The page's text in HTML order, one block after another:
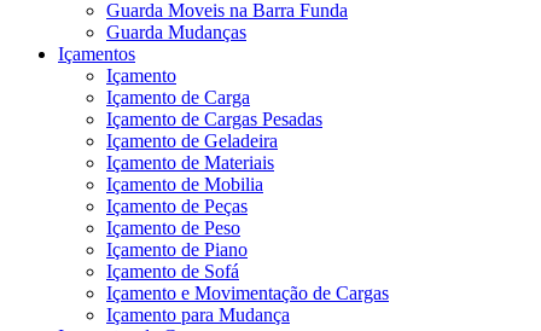
Guarda Moveis na Barra Funda
Guarda Mudanças
Içamentos
Içamento
Içamento de Carga
Içamento de Cargas Pesadas
Içamento de Geladeira
Içamento de Materiais
Içamento de Mobilia
Içamento de Peças
Içamento de Peso
Içamento de Piano
Içamento de Sofá
Içamento e Movimentação de Cargas
Içamento para Mudança